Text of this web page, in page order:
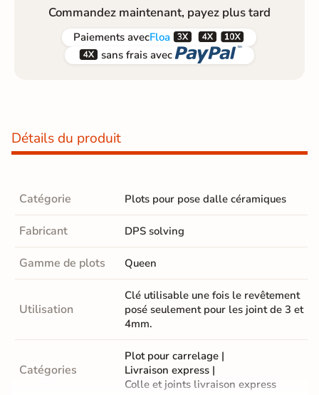
Commandez maintenant, payez plus tard
Paiements avecFloa  
 sans frais avec 
Détails du produit
Catégorie Plots pour pose dalle céramiques
Fabricant DPS solving
Gamme de plots Queen
Utilisation
Clé utilisable une fois le revêtement
posé seulement pour les joint de 3 et
4mm.
Catégories
Plot pour carrelage |
Livraison express |
Colle et joints livraison express